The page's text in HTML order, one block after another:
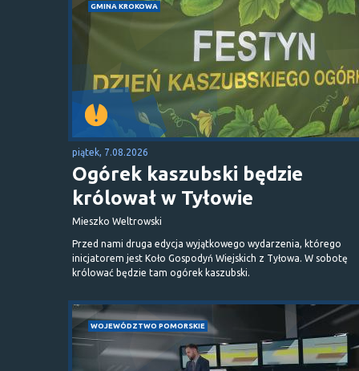
GMINA KROKOWA
piątek, 7.08.2026
Ogórek kaszubski będzie
królował w Tyłowie
Mieszko Weltrowski
Przed nami druga edycja wyjątkowego wydarzenia, którego
inicjatorem jest Koło Gospodyń Wiejskich z Tyłowa. W sobotę
królować będzie tam ogórek kaszubski.
WOJEWÓDZTWO POMORSKIE